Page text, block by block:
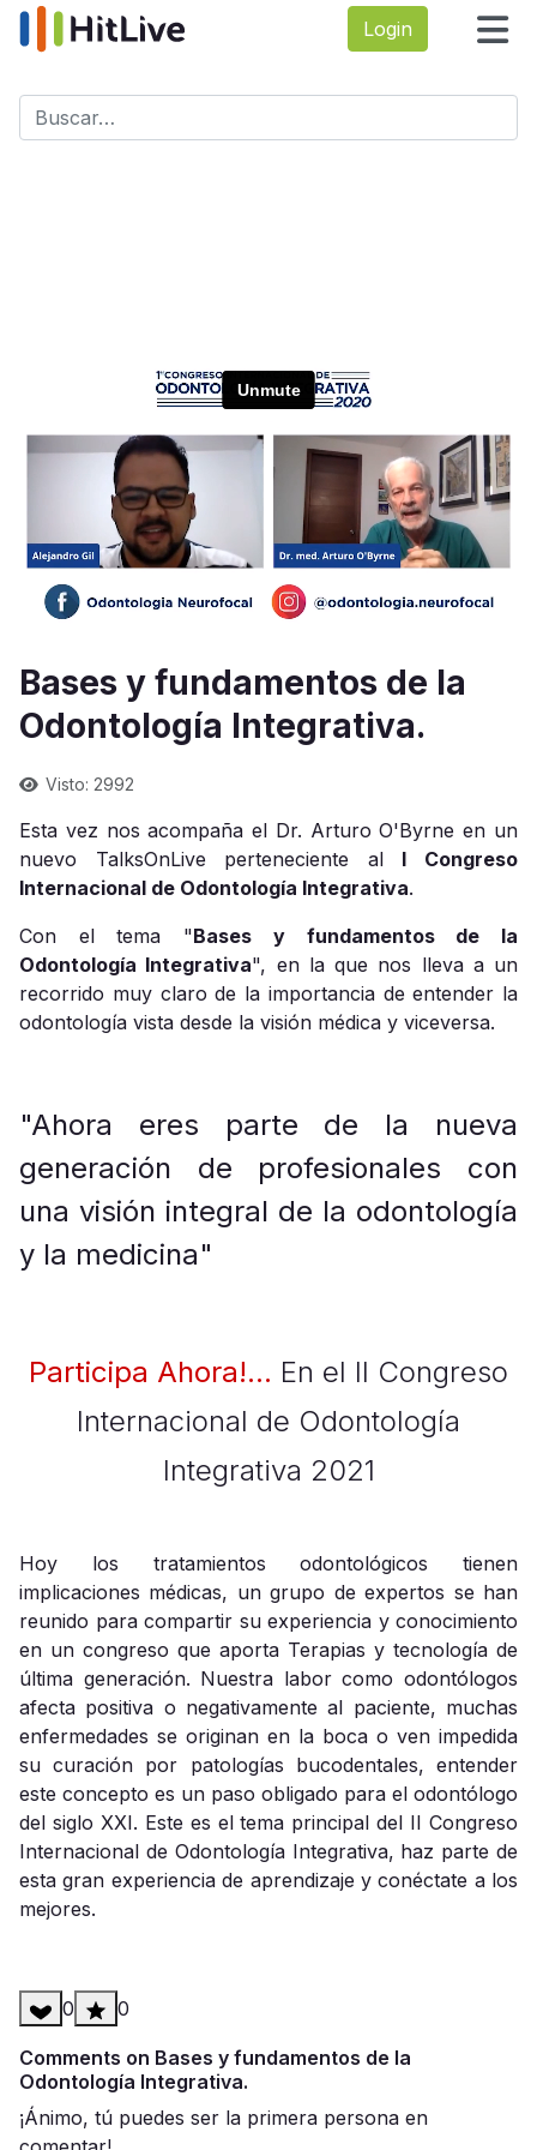
Login
Buscar
Bases y fundamentos de la
Odontología Integrativa.
Visto: 2992
Esta vez nos acompaña el Dr. Arturo O'Byrne en un
nuevo TalksOnLive perteneciente al I Congreso
Internacional de Odontología Integrativa.
Con el tema "Bases y fundamentos de la
Odontología Integrativa", en la que nos lleva a un
recorrido muy claro de la importancia de entender la
odontología vista desde la visión médica y viceversa.
"Ahora eres parte de la nueva
generación de profesionales con
una visión integral de la odontología
y la medicina"
Participa Ahora!... En el II Congreso
Internacional de Odontología
Integrativa 2021
Hoy los tratamientos odontológicos tienen
implicaciones médicas, un grupo de expertos se han
reunido para compartir su experiencia y conocimiento
en un congreso que aporta Terapias y tecnología de
última generación. Nuestra labor como odontólogos
afecta positiva o negativamente al paciente, muchas
enfermedades se originan en la boca o ven impedida
su curación por patologías bucodentales, entender
este concepto es un paso obligado para el odontólogo
del siglo XXI. Este es el tema principal del II Congreso
Internacional de Odontología Integrativa, haz parte de
esta gran experiencia de aprendizaje y conéctate a los
mejores.
0 0
Comments on Bases y fundamentos de la
Odontología Integrativa.
¡Ánimo, tú puedes ser la primera persona en